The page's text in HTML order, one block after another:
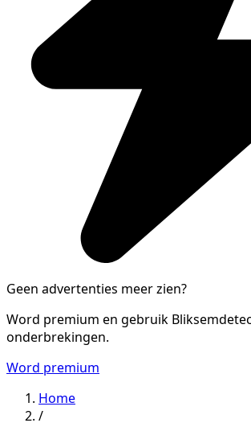
Geen advertenties meer zien?
Word premium en gebruik
onderbrekingen.
Word premium
Home
/